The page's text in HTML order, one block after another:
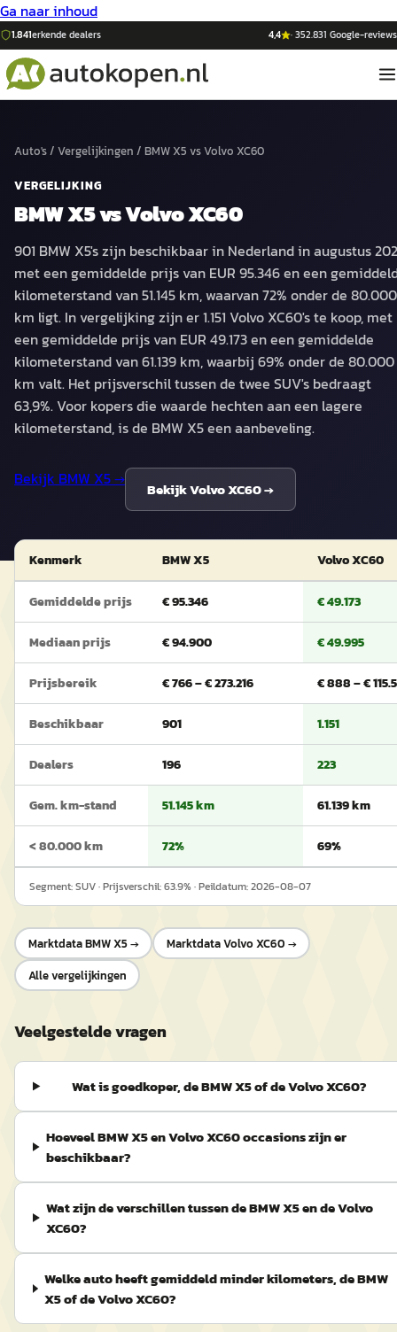
Ga naar inhoud
1.841erkende dealers 4,4 ·352.831 Google-reviews
Auto's/ Vergelijkingen / BMW X5 vsVolvo XC60
VERGELIJKING
BMW X5vsVolvo XC60
901 BMW X5's zijn beschikbaar in Nederland in augustus
met een gemiddelde prijs van EUR 95.346 en een
kilometerstand van 51.145 km, waarvan 72% onder de 80.000
km ligt. In vergelijking zijn er 1.151 Volvo XC60's te koop, met
een gemiddelde prijs van EUR 49.173 en een gemiddelde
kilometerstand van 61.139 km, waarbij 69% onder de 80.000
km valt. Het prijsverschil tussen de twee SUV's bedraagt
63,9%. Voor kopers die waarde hechten aan een lagere
kilometerstand, is de BMW X5 een aanbeveling.
Bekijk BMW X5→
BekijkVolvo XC60→
Kenmerk BMW X5 Volvo XC60
Gemiddelde prijs € 95.346 € 49.173
Mediaan prijs € 94.900 € 49.995
Prijsbereik € 766 – € 273.216 € 888 – €
Beschikbaar 901 1.151
Dealers 196 223
Gem. km-stand 51.145 km 61.139 km
< 80.000 km 72% 69%
Segment:SUV· Prijsverschil:63.9% · Peildatum:2026-08-07
MarktdataBMW X5→ MarktdataVolvo XC60 →
Alle vergelijkingen
Veelgestelde vragen
Wat is goedkoper, de BMW X5 of de Volvo XC60?
Hoeveel BMW X5 en Volvo XC60 occasions zijn er
beschikbaar?
Wat zijn de verschillen tussen de BMW X5 en de Volvo
XC60?
Welke auto heeft gemiddeld minder kilometers, de BMW
X5 of de Volvo XC60?